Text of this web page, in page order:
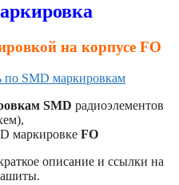
на корпусе FO
по SMD маркировкам
SMD радиоэлементов
маркировке FO
описание и ссылки на